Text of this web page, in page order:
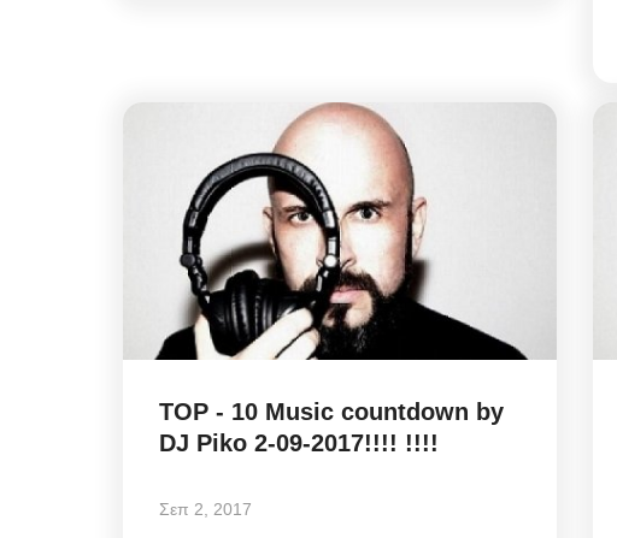
TOP - 10 Music countdown by
DJ Piko 2-09-2017!!!! !!!!
Σεπ 2, 2017
Frontpages